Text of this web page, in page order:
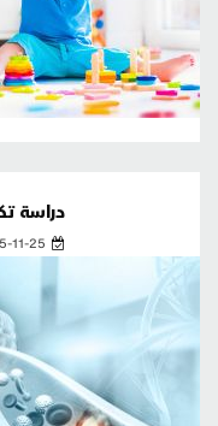
دراسة
11-25